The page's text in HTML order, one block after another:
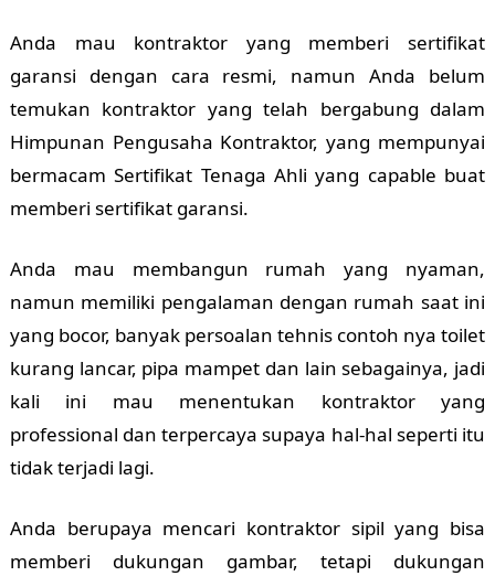
Anda mau kontraktor yang memberi sertifikat
garansi dengan cara resmi, namun Anda belum
temukan kontraktor yang telah bergabung dalam
Himpunan Pengusaha Kontraktor, yang mempunyai
bermacam Sertifikat Tenaga Ahli yang capable buat
memberi sertifikat garansi.
Anda mau membangun rumah yang nyaman,
namun memiliki pengalaman dengan rumah saat ini
yang bocor, banyak persoalan tehnis contoh nya toilet
kurang lancar, pipa mampet dan lain sebagainya, jadi
kali ini mau menentukan kontraktor yang
professional dan terpercaya supaya hal-hal seperti itu
tidak terjadi lagi.
Anda berupaya mencari kontraktor sipil yang bisa
memberi dukungan gambar, tetapi dukungan